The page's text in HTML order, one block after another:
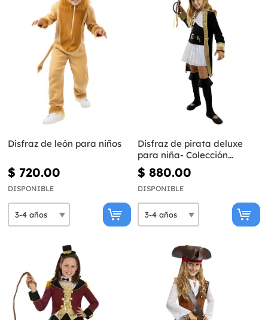
Disfraz de león para niños
$ 720.00
DISPONIBLE
Disfraz de pirata deluxe
para niña- Colección
colonial
$ 880.00
DISPONIBLE